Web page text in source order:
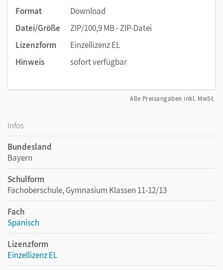
Format
Download
Datei/Größe
ZIP/100,9 MB - ZIP-Datei
Lizenzform
Einzellizenz EL
Hinweis
sofort verfügbar
Alle Preisangaben inkl. MwSt.
Infos
Bundesland
Bayern
Schulform
Fachoberschule, Gymnasium Klassen 11-12/13
Fach
Spanisch
Lizenzform
Einzellizenz EL